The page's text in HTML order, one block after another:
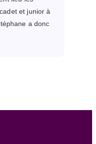
et junior à
a donc